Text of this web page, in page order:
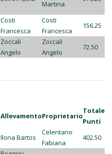
Martina
Costi
Francesca
Costi
Francesca
156.25
Zoccali
Angelo
Zoccali
Angelo
72.50
AllevamentoProprietario
Totale
Punti
Ilona Bartos
Celentano
Fabiana
402.50